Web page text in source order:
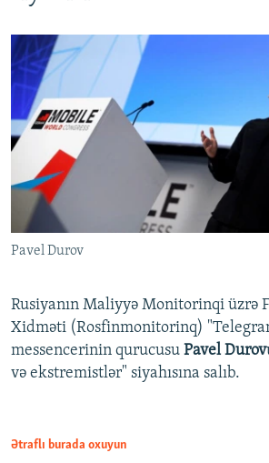
Pavel Durov
Rusiyanın Maliyyə Monitorinqi üzrə
Xidməti (Rosfinmonitorinq)
messencerinin qurucusu Pavel Durov
və ekstremistlər" siyahısına salıb.
Ətraflı burada oxuyun